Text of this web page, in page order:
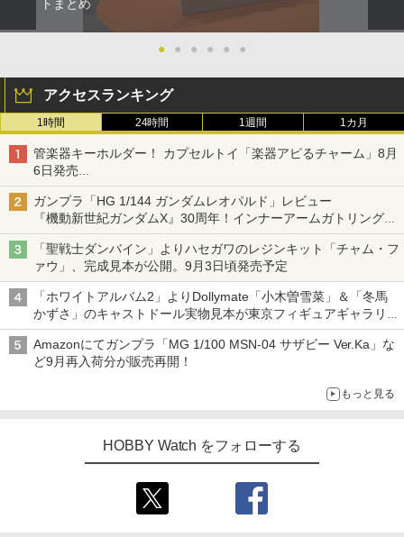
トまとめ
● ● ● ● ● ●
アクセスランキング
1時間 24時間 1週間 1カ月
管楽器キーホルダー！ カプセルトイ「楽器アピるチャーム」8月
6日発売
チューバ、テナサクなど5種各3色
ガンプラ「HG 1/144 ガンダムレオパルド」レビュー
『機動新世紀ガンダムX』30周年！インナーアームガトリングの
変形機構まで再現し最新フォーマットでキット化！
「聖戦士ダンバイン」よりハセガワのレジンキット「チャム・フ
ァウ」、完成見本が公開。9月3日頃発売予定
「ホワイトアルバム2」よりDollymate「小木曽雪菜」＆「冬馬
かずさ」のキャストドール実物見本が東京フィギュアギャラリー
にて展示中
Amazonにてガンプラ「MG 1/100 MSN-04 サザビー Ver.Ka」な
ど9月再入荷分が販売再開！
もっと見る
HOBBY Watch をフォローする